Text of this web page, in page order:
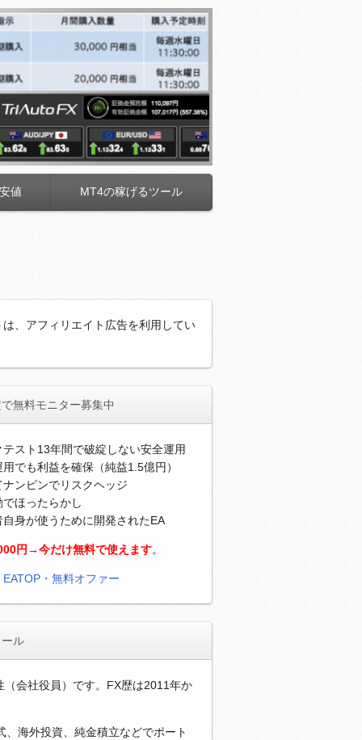
値 MT4の稼げるツール
は、アフィリエイト広告を利用してい
無料モニター募集中
テスト13年間で破綻しない安全運用
でも利益を確保（純益1.5億円）
ナンピンでリスクヘッジ
ほったらかし
自身が使うために開発されたEA
円→今だけ無料で使えます。
EATOP・無料オファー
ル
（会社役員）です。FX歴は2011年か
、海外投資、純金積立などでポート